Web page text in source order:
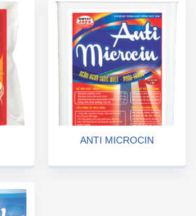
ANTI MICROCIN